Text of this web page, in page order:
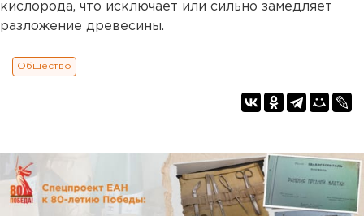
кислорода, что исключает или сильно замедляет
разложение древесины.
Общество